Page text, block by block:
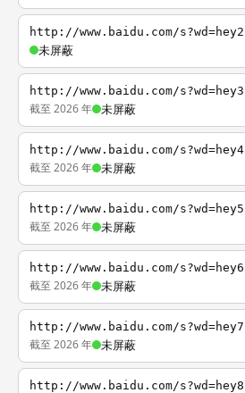
http://www.baidu.com/s?wd=hey2
未屏蔽
http://www.baidu.com/s?wd=hey3
截至 2026 年 未屏蔽
http://www.baidu.com/s?wd=hey4
截至 2026 年 未屏蔽
http://www.baidu.com/s?wd=hey5
截至 2026 年 未屏蔽
http://www.baidu.com/s?wd=hey6
截至 2026 年 未屏蔽
http://www.baidu.com/s?wd=hey7
截至 2026 年 未屏蔽
http://www.baidu.com/s?wd=hey8